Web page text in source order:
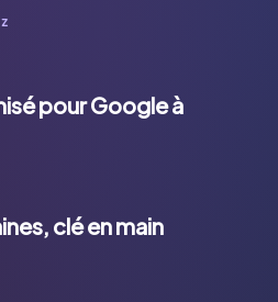
pour Google à
clé en main